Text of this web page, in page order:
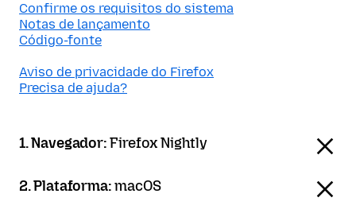
Confirme os requisitos do sistema
Notas de lançamento
Código-fonte
Aviso de privacidade do Firefox
Precisa de ajuda?
1. Navegador:Firefox Nightly
2. Plataforma:macOS